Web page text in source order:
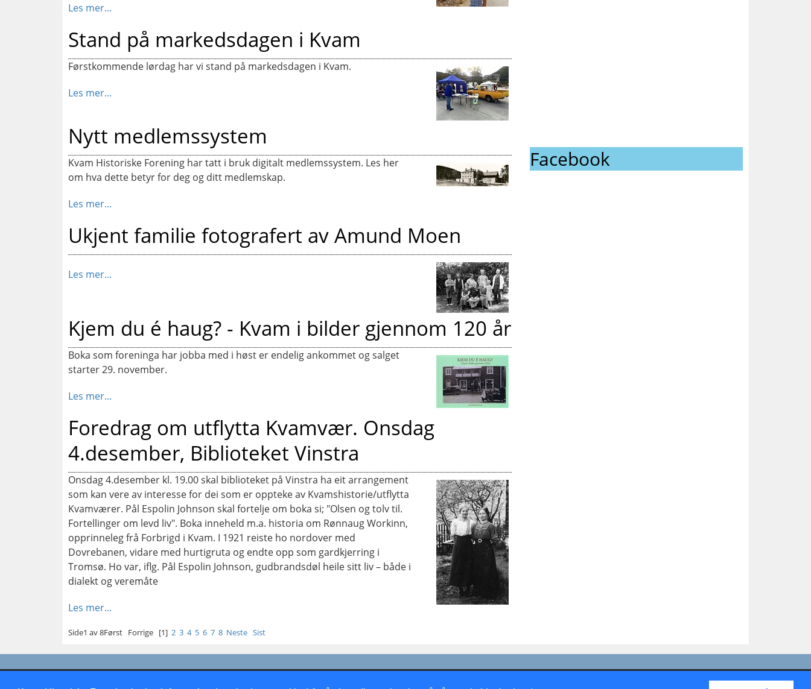
Les mer...
Stand på markedsdagen i Kvam
Førstkommende lørdag har vi stand på markedsdagen i Kvam.
Les mer...
Nytt medlemssystem
Kvam Historiske Forening har tatt i bruk digitalt medlemssystem. Les her
om hva dette betyr for deg og ditt medlemskap.
Les mer...
Ukjent familie fotografert av Amund Moen
Les mer...
Kjem du é haug? - Kvam i bilder gjennom 120 år
Boka som foreninga har jobba med i høst er endelig ankommet og salget
starter 29. november.
Les mer...
Foredrag om utflytta Kvamvær. Onsdag
4.desember, Biblioteket Vinstra
Onsdag 4.desember kl. 19.00 skal biblioteket på Vinstra ha eit arrangement
som kan vere av interesse for dei som er oppteke av Kvamshistorie/utflytta
Kvamværer. Pål Espolin Johnson skal fortelje om boka si; "Olsen og tolv til.
Fortellinger om levd liv". Boka inneheld m.a. historia om Rønnaug Workinn,
opprinneleg frå Forbrigd i Kvam. I 1921 reiste ho nordover med
Dovrebanen, vidare med hurtigruta og endte opp som gardkjerring i
Tromsø. Ho var, iflg. Pål Espolin Johnson, gudbrandsdøl heile sitt liv – både i
dialekt og veremåte
Les mer...
Side1 av 8Først Forrige [1] 2 3 4 5 6 7 8 Neste Sist
Facebook